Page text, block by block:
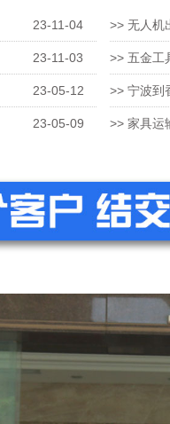
23-11-04
23-11-03
23-05-12
23-05-09
>> 无人机
>> 五金工
>> 宁波到
>> 家具运